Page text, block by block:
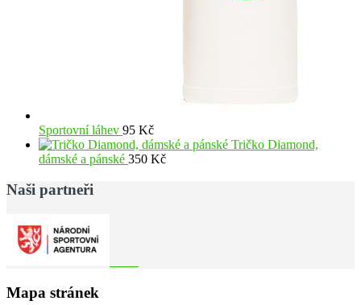
Sportovní láhev 95 Kč
Tričko Diamond,
dámské a pánské 350 Kč
Naši partneři
Mapa stránek